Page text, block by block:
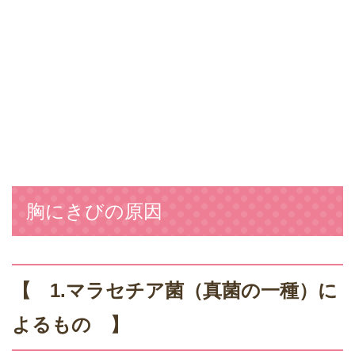
胸にきびの原因
【 1.マラセチア菌（真菌の一種）に
よるもの 】